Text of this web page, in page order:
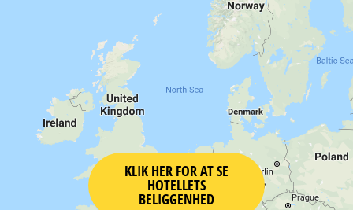
KLIK HER FOR AT SE
HOTELLETS
BELIGGENHED